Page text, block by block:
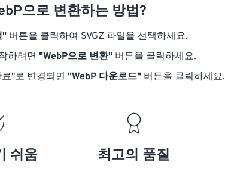
으로 변환하는 방법?
" 버튼을 클릭하여 SVGZ 파일을 선택하세요.
하려면 "WebP으로 변환" 버튼을 클릭하세요.
"로 변경되면 "WebP 다운로드" 버튼을 클릭하세요.
쉬움 최고의 품질